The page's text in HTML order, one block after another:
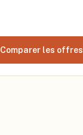
Comparer les offres